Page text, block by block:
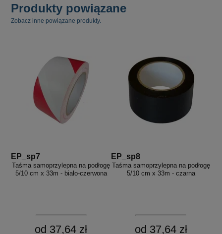
Produkty powiązane
Zobacz inne powiązane produkty.
EP_sp7
Taśma samoprzylepna na podłogę
5/10 cm x 33m - biało-czerwona
od 37,64 zł
EP_sp8
Taśma samoprzylepna na podłogę
5/10 cm x 33m - czarna
od 37,64 zł